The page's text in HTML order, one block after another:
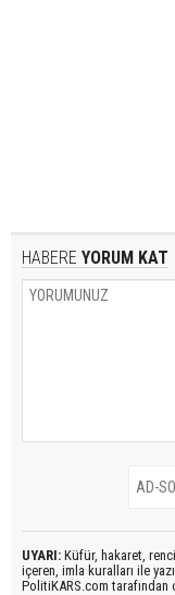
HABERE YORUM KAT
UYARI: Küfür, hakaret,
içeren, imla kuralları ile
PolitiKARS.com tarafından